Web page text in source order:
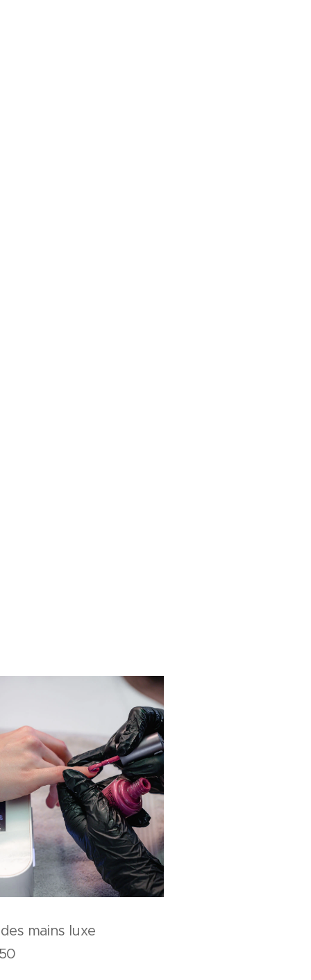
des mains luxe